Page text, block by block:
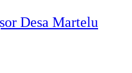
Desa Martelu